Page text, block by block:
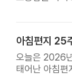
아침편지 25
오늘은 2026
태어난 아침편